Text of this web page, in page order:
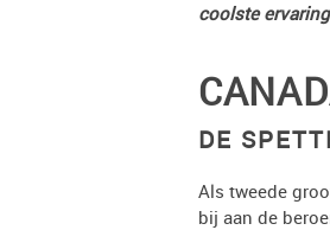
coolste
DE
Als tweede
bij aan de